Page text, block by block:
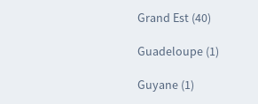
Grand Est (40)
Guadeloupe (1)
Guyane (1)